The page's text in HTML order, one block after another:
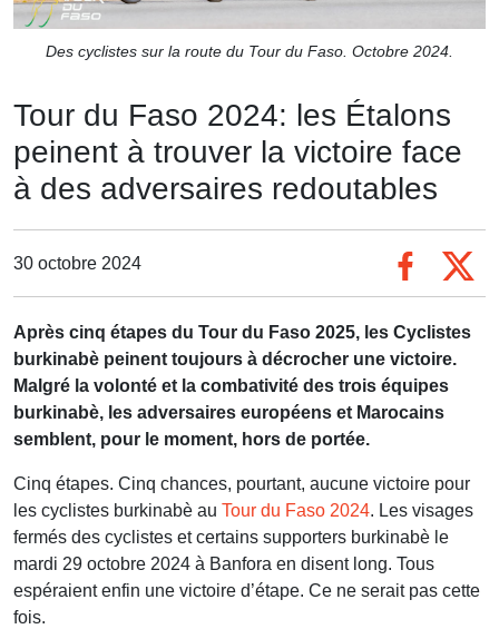
Des cyclistes sur la route du Tour du Faso. Octobre 2024.
Tour du Faso 2024: les Étalons
peinent à trouver la victoire face
à des adversaires redoutables
30 octobre 2024
Après cinq étapes du Tour du Faso 2025, les Cyclistes
burkinabè peinent toujours à décrocher une victoire.
Malgré la volonté et la combativité des trois équipes
burkinabè, les adversaires européens et Marocains
semblent, pour le moment, hors de portée.
Cinq étapes. Cinq chances, pourtant, aucune victoire pour
les cyclistes burkinabè au Tour du Faso 2024. Les visages
fermés des cyclistes et certains supporters burkinabè le
mardi 29 octobre 2024 à Banfora en disent long. Tous
espéraient enfin une victoire d’étape. Ce ne serait pas cette
fois.